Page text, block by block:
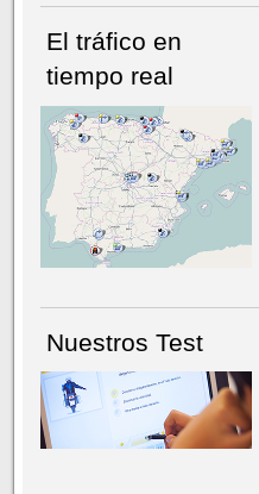
NÚMERO ACTUALHEMEROTECA
El tráfico en
tiempo real
Nuestros Test